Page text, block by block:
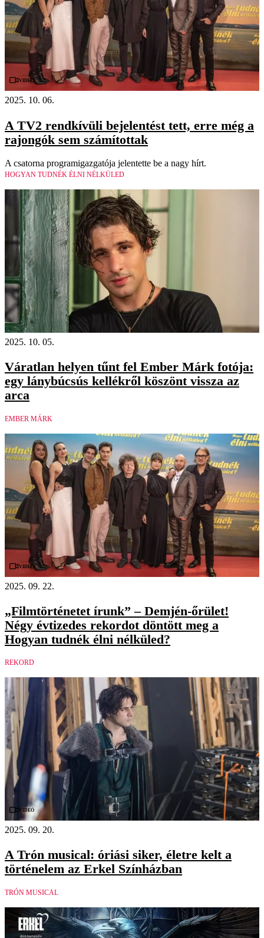
Videó
2025. 10. 06.
A TV2 rendkívüli bejelentést tett, erre még a
rajongók sem számítottak
A csatorna programigazgatója jelentette be a nagy hírt.
HOGYAN TUDNÉK ÉLNI NÉLKÜLED
2025. 10. 05.
Váratlan helyen tűnt fel Ember Márk fotója:
egy lánybúcsús kellékről köszönt vissza az
arca
EMBER MÁRK
Videó
2025. 09. 22.
„Filmtörténetet írunk” – Demjén-őrület!
Négy évtizedes rekordot döntött meg a
Hogyan tudnék élni nélküled?
REKORD
Videó
2025. 09. 20.
A Trón musical: óriási siker, életre kelt a
történelem az Erkel Színházban
TRÓN MUSICAL